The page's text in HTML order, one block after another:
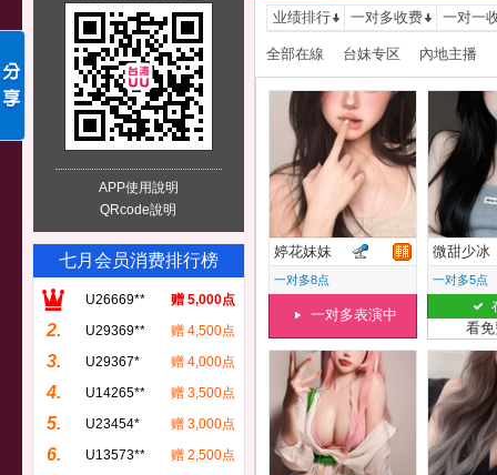
APP使用說明
QRcode說明
七月会员消费排行榜
U26669** 赠 5,000点
2. U29369** 赠 4,500点
3. U29367* 赠 4,000点
4. U14265** 赠 3,500点
5. U23454* 赠 3,000点
6. U13573** 赠 2,500点
业绩排行 一对多收费 一对一
全部在線 台妹专区 內地主播
婷花妹妹
一对多8点
一对多表演中
微甜少冰
一对多5点
看